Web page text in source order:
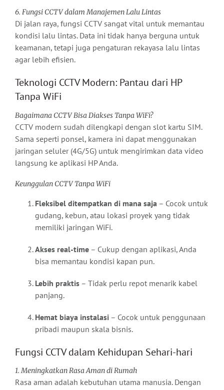
6. Fungsi CCTV dalam Manajemen Lalu Lintas
Di jalan raya, fungsi CCTV sangat vital untuk memantau
kondisi lalu lintas. Data ini tidak hanya berguna untuk
keamanan, tetapi juga pengaturan rekayasa lalu lintas
agar lebih efisien.
Teknologi CCTV Modern: Pantau dari HP
Tanpa WiFi
Bagaimana CCTV Bisa Diakses Tanpa WiFi?
CCTV modern sudah dilengkapi dengan slot kartu SIM.
Sama seperti ponsel, kamera ini dapat menggunakan
jaringan seluler (4G/5G) untuk mengirimkan data video
langsung ke aplikasi HP Anda.
Keunggulan CCTV Tanpa WiFi
Fleksibel ditempatkan di mana saja – Cocok untuk
gudang, kebun, atau lokasi proyek yang tidak
memiliki jaringan WiFi.
Akses real-time – Cukup dengan aplikasi, Anda
bisa memantau kondisi kapan pun.
Lebih praktis – Tidak perlu repot menarik kabel
panjang.
Hemat biaya instalasi – Cocok untuk penggunaan
pribadi maupun skala bisnis.
Fungsi CCTV dalam Kehidupan Sehari-hari
1. Meningkatkan Rasa Aman di Rumah
Rasa aman adalah kebutuhan utama manusia. Dengan